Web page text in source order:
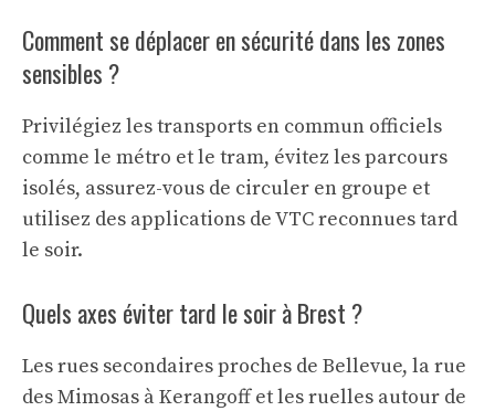
Comment se déplacer en sécurité dans les zones
sensibles ?
Privilégiez les transports en commun officiels
comme le métro et le tram, évitez les parcours
isolés, assurez-vous de circuler en groupe et
utilisez des applications de VTC reconnues tard
le soir.
Quels axes éviter tard le soir à Brest ?
Les rues secondaires proches de Bellevue, la rue
des Mimosas à Kerangoff et les ruelles autour de